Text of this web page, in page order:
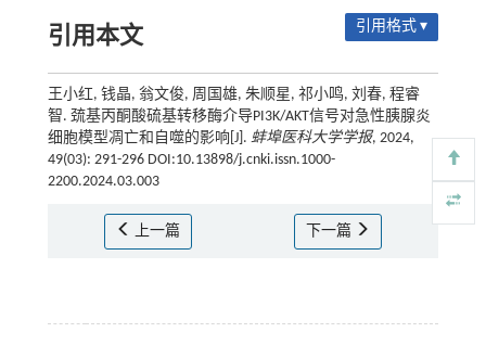
引用本文 引用格式 ▾
王小红, 钱晶, 翁文俊, 周国雄, 朱顺星, 祁小鸣, 刘春, 程睿
智. 巯基丙酮酸硫基转移酶介导PI3K/AKT信号对急性胰腺炎
细胞模型凋亡和自噬的影响[J]. 蚌埠医科大学学报, 2024,
49(03): 291-296 DOI:10.13898/j.cnki.issn.1000-
2200.2024.03.003
上一篇 下一篇